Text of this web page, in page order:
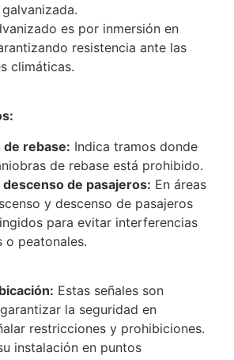
es por inmersión en
resistencia ante las
climáticas.
de rebase: Indica tramos donde
de rebase está prohibido.
de pasajeros: En áreas
y descenso de pasajeros
para evitar interferencias
o peatonales.
Estas señales son
la seguridad en
restricciones y prohibiciones.
instalación en puntos